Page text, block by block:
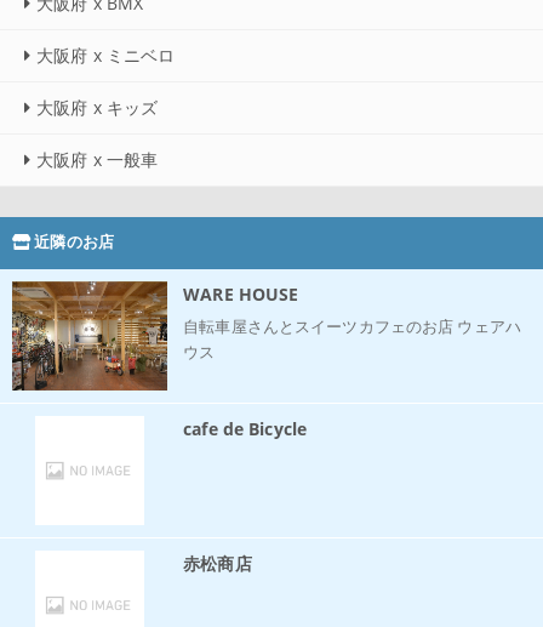
大阪府 x ミニベロ
大阪府 x キッズ
大阪府 x 一般車
近隣のお店
WARE HOUSE
自転車屋さんとスイーツカフェのお店 ウェアハ
ウス
cafe de Bicycle
赤松商店